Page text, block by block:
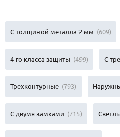
С толщиной металла 2 мм (609)
4-го класса защиты (499) С
Трехконтурные (793)
С двумя замками (715)